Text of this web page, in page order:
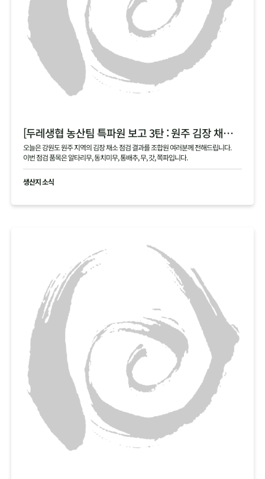
[두레생협 농산팀 특파원 보고 3탄 : 원주 김장 채소 필지 점검 현황 공유]
오늘은 강원도 원주 지역의 김장 채소 점검 결과를 조합원 여러분께 전해드립니다.
이번 점검 품목은 알타리무, 동치미무, 통배추, 무, 갓, 쪽파입니다.
생산지 소식